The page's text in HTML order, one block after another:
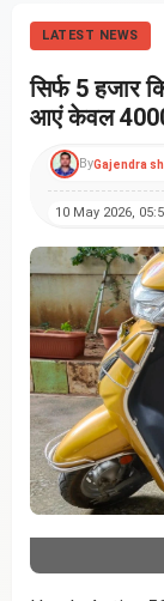
LATEST NEWS
सिर्फ 5 हजार
आएं केवल
By
10 May 2026,